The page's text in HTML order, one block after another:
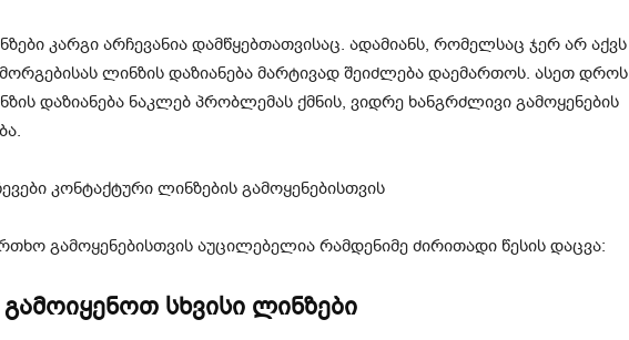
კარგი არჩევანია დამწყებთათვისაც. ადამიანს, რომელსაც ჯერ არ აქვს
ლინზის დაზიანება მარტივად შეიძლება დაემართოს. ასეთ დროს
დაზიანება ნაკლებ პრობლემას ქმნის, ვიდრე ხანგრძლივი გამოყენების
კონტაქტური ლინზების გამოყენებისთვის
გამოყენებისთვის აუცილებელია რამდენიმე ძირითადი წესის დაცვა:
სხვისი ლინზები